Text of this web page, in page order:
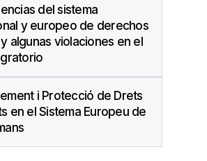
del sistema
y europeo de derechos
algunas violaciones en el
i Protecció de Drets
en el Sistema Europeu de